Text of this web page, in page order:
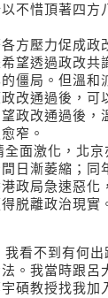
不惜頂著四方
方壓力促成政
望透過政改共
僵局。但溫
改通過後，可
政改通過後，
窄。
面激化，北
日漸萎縮；同
政局急速惡化
脱離政治現實
看不到有何
。我當時跟呂
碩教授找我加